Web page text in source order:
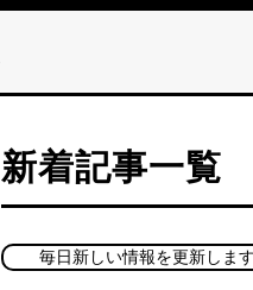
新着記事一覧
毎日新しい情報を更新します